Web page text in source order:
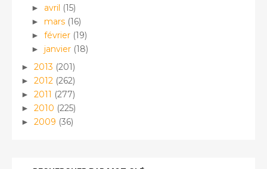
► avril (15)
► mars (16)
► février (19)
► janvier (18)
► 2013 (201)
► 2012 (262)
► 2011 (277)
► 2010 (225)
► 2009 (36)